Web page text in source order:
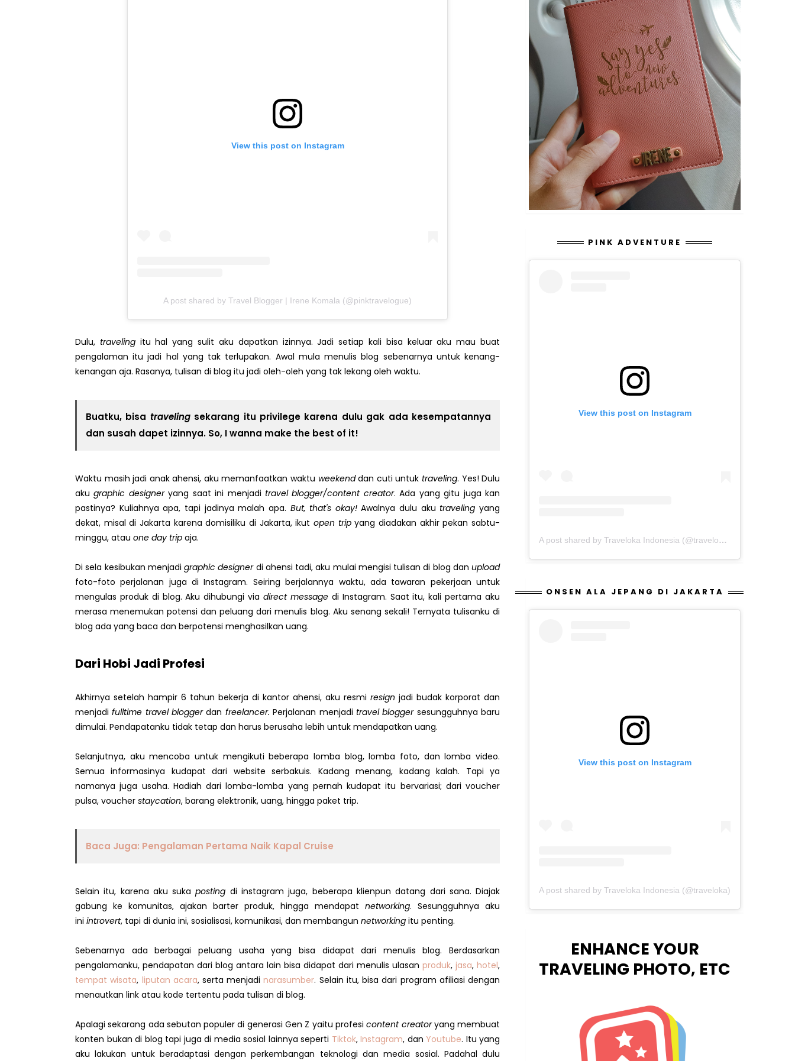
View this post on Instagram
A post shared by Travel Blogger | Irene Komala (@pinktravelogue)
Dulu, travelingitu hal yang sulit aku dapatkan izinnya. Jadi setiap kali bisa keluar aku mau buat
pengalaman itu jadi hal yang tak terlupakan. Awal mula menulis blog sebenarnya untuk kenang-
kenangan aja. Rasanya, tulisan di blog itu jadi oleh-oleh yang tak lekang oleh waktu.
Buatku, bisa travelingsekarang itu privilege karena dulu gak ada kesempatannya
dan susah dapet izinnya. So, I wanna make the best of it!
Waktu masih jadi anak ahensi, aku memanfaatkan waktu weekenddan cuti untuk traveling. Yes! Dulu
akugraphic designeryang saat ini menjadi travel blogger/content creator. Ada yang gitu juga kan
pastinya? Kuliahnya apa, tapi jadinya malah apa. But, that's okay!Awalnya dulu aku travelingyang
dekat, misal di Jakarta karena domisiliku di Jakarta, ikutopen tripyang diadakan akhir pekan sabtu-
minggu, atau one day trip aja.
Di sela kesibukan menjadigraphic designerdi ahensi tadi, aku mulai mengisi tulisan di blog danupload
foto-foto perjalanan juga di Instagram. Seiring berjalannya waktu, ada tawaran pekerjaan untuk
mengulas produk di blog. Aku dihubungi viadirect messagedi Instagram. Saat itu, kali pertama aku
merasa menemukan potensi dan peluang dari menulis blog. Aku senang sekali! Ternyata tulisanku di
blog ada yang baca dan berpotensi menghasilkan uang.
Dari Hobi Jadi Profesi
Akhirnya setelah hampir 6 tahun bekerja di kantor ahensi, aku resmiresign jadi budak korporat dan
menjadifulltime travel bloggerdan freelancer. Perjalanan menjadi travel bloggersesungguhnya baru
dimulai. Pendapatanku tidak tetap dan harus berusaha lebih untuk mendapatkan uang.
Selanjutnya, aku mencoba untuk mengikuti beberapa lomba blog, lomba foto, dan lomba video.
Semua informasinya kudapat dari website serbakuis. Kadang menang, kadang kalah. Tapi ya
namanya juga usaha. Hadiah dari lomba-lomba yang pernah kudapat itu bervariasi; dari voucher
pulsa, voucher staycation, barang elektronik, uang, hingga paket trip.
Baca Juga: Pengalaman Pertama Naik Kapal Cruise
Selain itu, karena aku sukaposting di instagram juga, beberapa klienpun datang dari sana. Diajak
gabung ke komunitas, ajakan barter produk, hingga mendapatnetworking. Sesungguhnya aku
ini introvert, tapi di dunia ini, sosialisasi, komunikasi, dan membangun networking itu penting.
Sebenarnya ada berbagai peluang usaha yang bisa didapat dari menulis blog. Berdasarkan
pengalamanku, pendapatan dari blog antara lain bisa didapat dari menulis ulasanproduk,jasa,hotel,
tempat wisata, liputan acara, serta menjadinarasumber. Selain itu, bisa dari program afiliasi dengan
menautkan link atau kode tertentu pada tulisan di blog.
Apalagi sekarang ada sebutan populer di generasi Gen Z yaitu profesicontent creatoryang membuat
konten bukan di blog tapi juga di media sosial lainnya seperti Tiktok,Instagram, dan Youtube. Itu yang
aku lakukan untuk beradaptasi dengan perkembangan teknologi dan media sosial. Padahal dulu
PINK ADVENTURE
View this post on Instagram
A post shared by Traveloka Indonesia (@traveloka.id)
ONSEN ALA JEPANG DI JAKARTA
View this post on Instagram
A post shared by Traveloka Indonesia (@traveloka)
ENHANCE YOUR
TRAVELING PHOTO, ETC